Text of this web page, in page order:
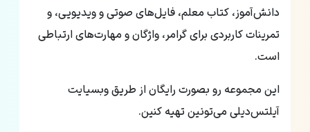
دانش‌آموز، کتاب معلم، فایل‌های صوتی و ویدیویی، و
تمرینات کاربردی برای گرامر، واژگان و مهارت‌های ارتباطی
است.
این مجموعه رو بصورت رایگان از طریق وبسیایت
آیلتس‌دیلی می‌تونین تهیه کنین‌.